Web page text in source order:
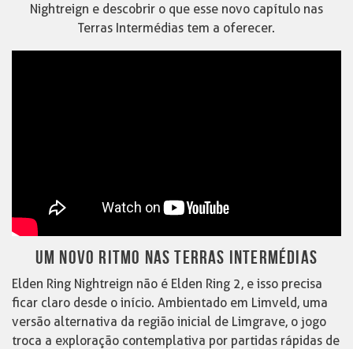
Nightreign e descobrir o que esse novo capítulo nas
Terras Intermédias tem a oferecer.
UM NOVO RITMO NAS TERRAS INTERMÉDIAS
Elden Ring Nightreign não é Elden Ring 2, e isso precisa
ficar claro desde o início. Ambientado em Limveld, uma
versão alternativa da região inicial de Limgrave, o jogo
troca a exploração contemplativa por partidas rápidas de